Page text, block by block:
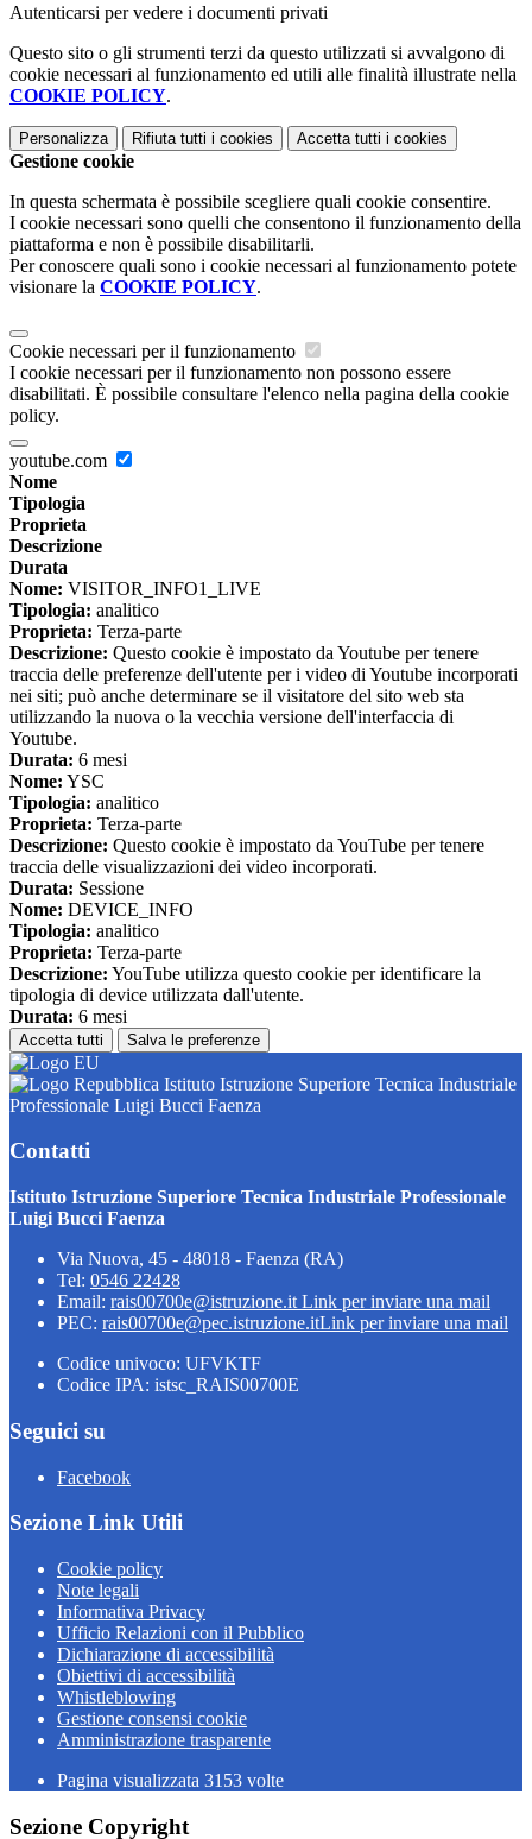
Autenticarsi per vedere i documenti privati
Questo sito o gli strumenti terzi da questo utilizzati si avvalgono di
cookie necessari al funzionamento ed utili alle finalità illustrate nella
COOKIE POLICY.
Personalizza Rifiuta tutti i cookies Accetta tutti i cookies
Gestione cookie
In questa schermata è possibile scegliere quali cookie consentire.
I cookie necessari sono quelli che consentono il funzionamento della
piattaforma e non è possibile disabilitarli.
Per conoscere quali sono i cookie necessari al funzionamento potete
visionare la COOKIE POLICY.
Cookie necessari per il funzionamento
I cookie necessari per il funzionamento non possono essere
disabilitati. È possibile consultare l'elenco nella pagina della cookie
policy.
youtube.com
Nome
Tipologia
Proprieta
Descrizione
Durata
Nome: VISITOR_INFO1_LIVE
Tipologia: analitico
Proprieta: Terza-parte
Descrizione: Questo cookie è impostato da Youtube per tenere
traccia delle preferenze dell'utente per i video di Youtube incorporati
nei siti; può anche determinare se il visitatore del sito web sta
utilizzando la nuova o la vecchia versione dell'interfaccia di
Youtube.
Durata: 6 mesi
Nome: YSC
Tipologia: analitico
Proprieta: Terza-parte
Descrizione: Questo cookie è impostato da YouTube per tenere
traccia delle visualizzazioni dei video incorporati.
Durata: Sessione
Nome: DEVICE_INFO
Tipologia: analitico
Proprieta: Terza-parte
Descrizione: YouTube utilizza questo cookie per identificare la
tipologia di device utilizzata dall'utente.
Durata: 6 mesi
Accetta tutti Salva le preferenze
Istituto Istruzione Superiore Tecnica Industriale
Professionale Luigi Bucci Faenza
Contatti
Istituto Istruzione Superiore Tecnica Industriale Professionale
Luigi Bucci Faenza
Via Nuova, 45 - 48018 - Faenza (RA)
Tel: 0546 22428
Email: rais00700e@istruzione.it Link per inviare una mail
PEC: rais00700e@pec.istruzione.itLink per inviare una mail
Codice univoco: UFVKTF
Codice IPA: istsc_RAIS00700E
Seguici su
Facebook
Sezione Link Utili
Cookie policy
Note legali
Informativa Privacy
Ufficio Relazioni con il Pubblico
Dichiarazione di accessibilità
Obiettivi di accessibilità
Whistleblowing
Gestione consensi cookie
Amministrazione trasparente
Pagina visualizzata 3153 volte
Sezione Copyright